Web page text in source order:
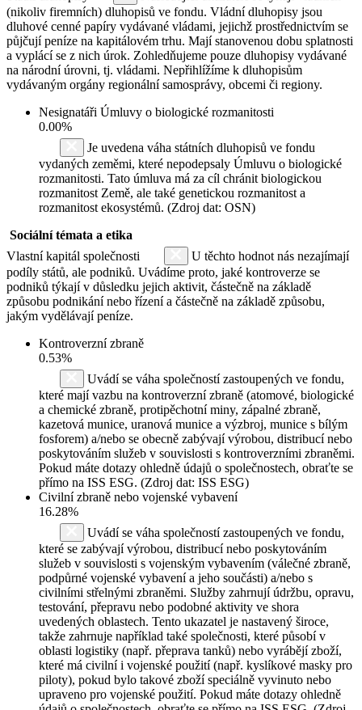
(nikoliv firemních) dluhopisů ve fondu. Vládní dluhopisy jsou
dluhové cenné papíry vydávané vládami, jejichž prostřednictvím se
půjčují peníze na kapitálovém trhu. Mají stanovenou dobu splatnosti
a vyplácí se z nich úrok. Zohledňujeme pouze dluhopisy vydávané
na národní úrovni, tj. vládami. Nepřihlížíme k dluhopisům
vydávaným orgány regionální samosprávy, obcemi či regiony.
Nesignatáři Úmluvy o biologické rozmanitosti
0.00%
Je uvedena váha státních dluhopisů ve fondu
vydaných zeměmi, které nepodepsaly Úmluvu o biologické
rozmanitosti. Tato úmluva má za cíl chránit biologickou
rozmanitost Země, ale také genetickou rozmanitost a
rozmanitost ekosystémů. (Zdroj dat: OSN)
Sociální témata a etika
Vlastní kapitál společnosti
U těchto hodnot nás nezajímají
podíly států, ale podniků. Uvádíme proto, jaké kontroverze se
podniků týkají v důsledku jejich aktivit, částečně na základě
způsobu podnikání nebo řízení a částečně na základě způsobu,
jakým vydělávají peníze.
Kontroverzní zbraně
0.53%
Uvádí se váha společností zastoupených ve fondu,
které mají vazbu na kontroverzní zbraně (atomové, biologické
a chemické zbraně, protipěchotní miny, zápalné zbraně,
kazetová munice, uranová munice a výzbroj, munice s bílým
fosforem) a/nebo se obecně zabývají výrobou, distribucí nebo
poskytováním služeb v souvislosti s kontroverzními zbraněmi.
Pokud máte dotazy ohledně údajů o společnostech, obraťte se
přímo na ISS ESG. (Zdroj dat: ISS ESG)
Civilní zbraně nebo vojenské vybavení
16.28%
Uvádí se váha společností zastoupených ve fondu,
které se zabývají výrobou, distribucí nebo poskytováním
služeb v souvislosti s vojenským vybavením (válečné zbraně,
podpůrné vojenské vybavení a jeho součásti) a/nebo s
civilními střelnými zbraněmi. Služby zahrnují údržbu, opravu,
testování, přepravu nebo podobné aktivity ve shora
uvedených oblastech. Tento ukazatel je nastavený široce,
takže zahrnuje například také společnosti, které působí v
oblasti logistiky (např. přeprava tanků) nebo vyrábějí zboží,
které má civilní i vojenské použití (např. kyslíkové masky pro
piloty), pokud bylo takové zboží speciálně vyvinuto nebo
upraveno pro vojenské použití. Pokud máte dotazy ohledně